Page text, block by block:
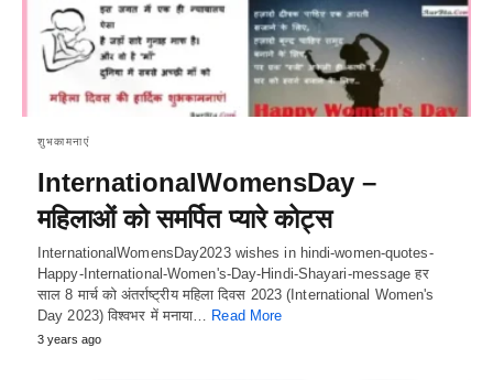
शुभकामनाएं
InternationalWomensDay –
महिलाओं को समर्पित प्यारे कोट्स
InternationalWomensDay2023 wishes in hindi-women-quotes-
Happy-International-Women's-Day-Hindi-Shayari-message हर
साल 8 मार्च को अंतर्राष्ट्रीय महिला दिवस 2023 (International Women's
Day 2023) विश्वभर में मनाया… Read More
3 years ago